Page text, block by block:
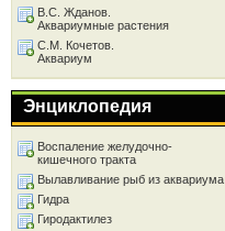
В.С. Жданов.
Аквариумные растения
С.М. Кочетов.
Аквариум
Энциклопедия
Воспаление желудочно-
кишечного тракта
Вылавливание рыб из аквариума
Гидра
Гиродактилез